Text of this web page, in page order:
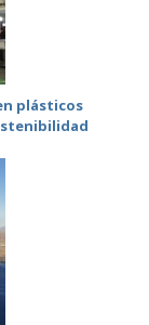
plásticos